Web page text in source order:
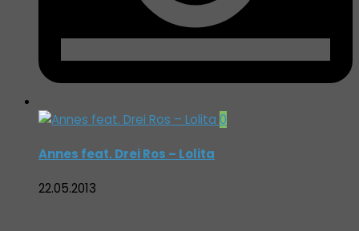
0
Annes feat. Drei Ros – Lolita
22.05.2013